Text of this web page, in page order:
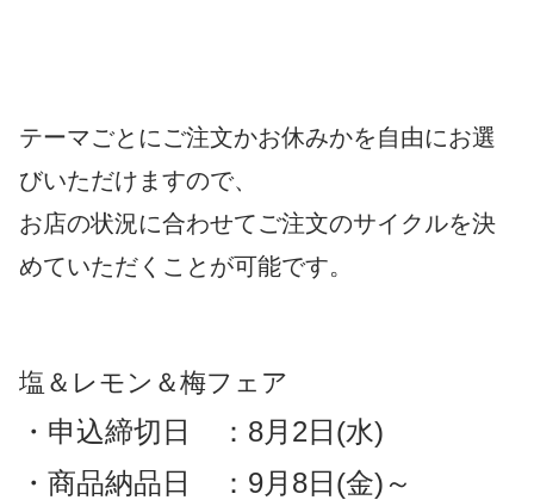
テーマごとにご注文かお休みかを自由にお選
びいただけますので、
お店の状況に合わせてご注文のサイクルを決
めていただくことが可能です。
塩＆レモン＆梅フ ェア
・申込締切日 ：8月2日(水)
・商品納品日 ：9月8日(金)～